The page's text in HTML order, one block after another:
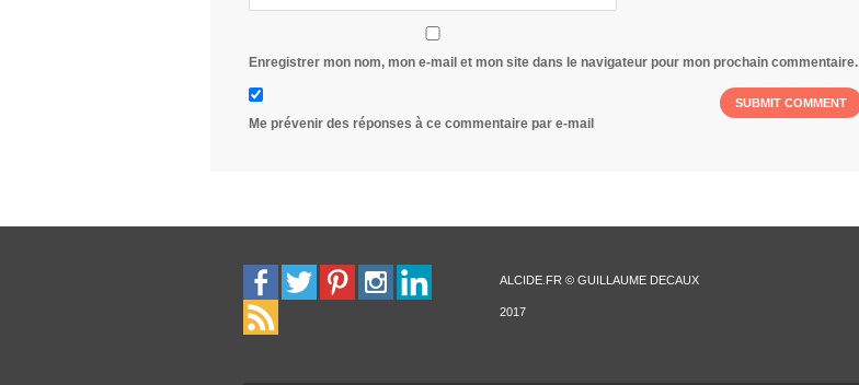
Enregistrer mon nom, mon e-mail et mon site dans le navigateur pour mon prochain commentaire.
Me prévenir des réponses à ce commentaire par e-mail
ALCIDE.FR © GUILLAUME DECAUX
2017